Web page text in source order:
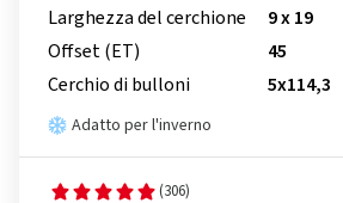
Larghezza del cerchione
9 x 19
Offset (ET)
45
Cerchio di bulloni
5x114,3
Adatto per l'inverno
(306)